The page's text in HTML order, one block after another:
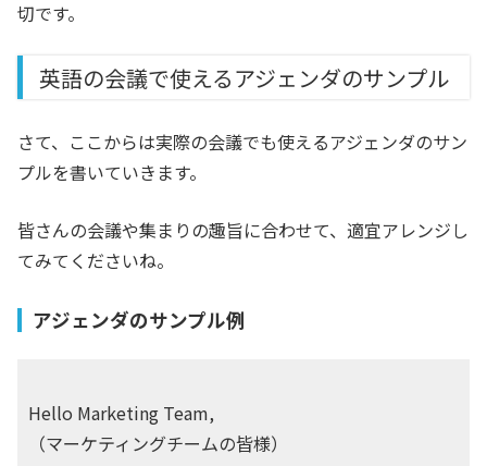
切です。
英語の会議で使えるアジェンダのサンプル
さて、ここからは実際の会議でも使えるアジェンダのサン
プルを書いていきます。
皆さんの会議や集まりの趣旨に合わせて、適宜アレンジし
てみてくださいね。
アジェンダのサンプル例
Hello Marketing Team,
（マーケティングチームの皆様）